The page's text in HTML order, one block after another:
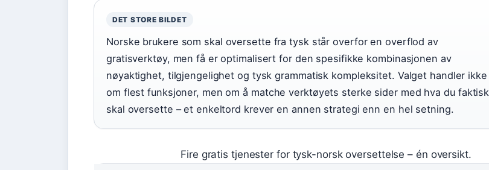
DET STORE BILDET
Norske brukere som skal oversette fra tysk står overfor en overflod av
gratisverktøy, men få er optimalisert for den spesifikke kombinasjonen av
nøyaktighet, tilgjengelighet og tysk grammatisk kompleksitet. Valget handler ikke
om flest funksjoner, men om å matche verktøyets sterke sider med hva du faktisk
skal oversette – et enkeltord krever en annen strategi enn en hel setning.
Fire gratis tjenester for tysk-norsk oversettelse – én oversikt.